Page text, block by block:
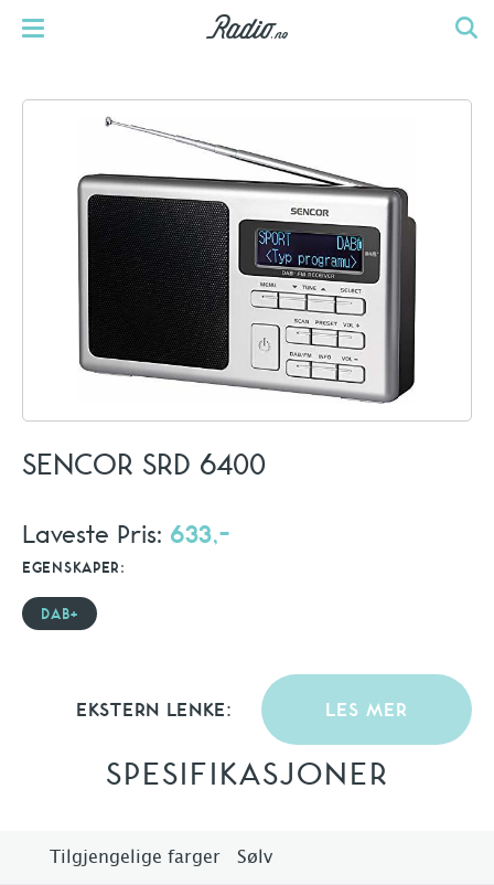
SENCOR SRD 6400
Laveste Pris: 633,-
EGENSKAPER:
DAB+
EKSTERN LENKE: LES MER
SPESIFIKASJONER
Tilgjengelige farger Sølv